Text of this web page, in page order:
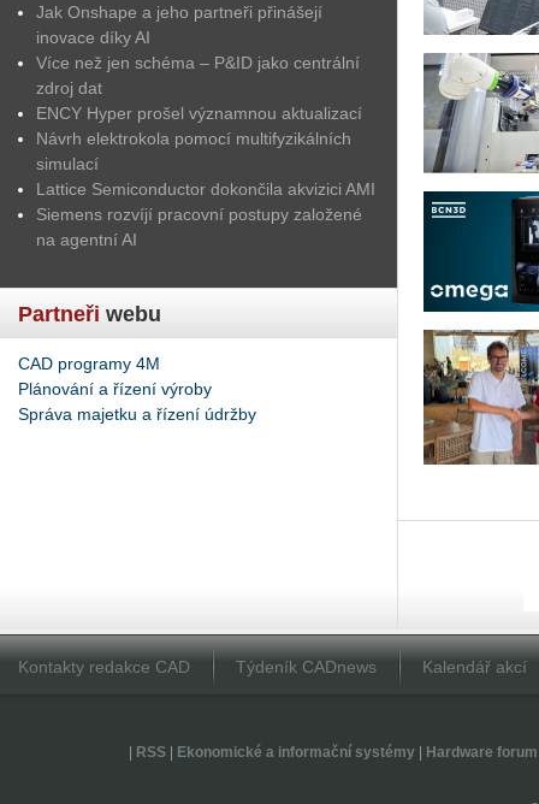
Jak Onshape a jeho partneři přinášejí
inovace díky AI
Více než jen schéma – P&ID jako centrální
zdroj dat
ENCY Hyper prošel významnou aktualizací
Návrh elektrokola pomocí multifyzikálních
simulací
Lattice Semiconductor dokončila akvizici AMI
Siemens rozvíjí pracovní postupy založené
na agentní AI
Partneři webu
CAD programy 4M
Plánování a řízení výroby
Správa majetku a řízení údržby
Kontakty redakce CAD Týdeník CADnews Kalendář akcí
RSS| Ekonomické a informační systémy| Hardware forum